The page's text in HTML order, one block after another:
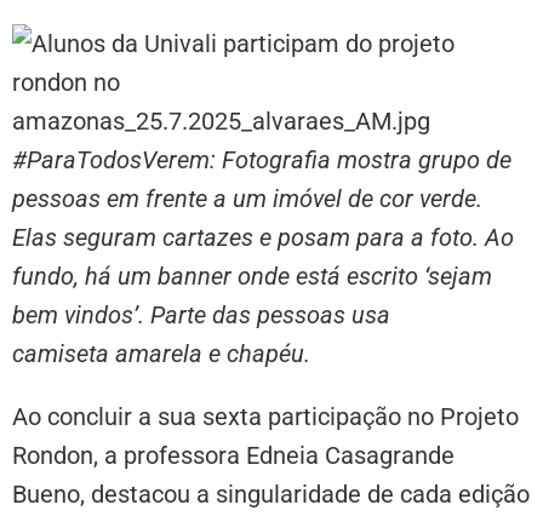
#ParaTodosVerem: Fotografia mostra grupo de
pessoas em frente a um imóvel de cor verde.
Elas seguram cartazes e posam para a foto. Ao
fundo, há um banner onde está escrito ‘sejam
bem vindos’. Parte das pessoas usa
camiseta amarela e chapéu.
Ao concluir a sua sexta participação no Projeto
Rondon, a professora Edneia Casagrande
Bueno, destacou a singularidade de cada edição